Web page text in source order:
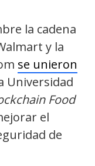
la cadena
y la
se unieron
Universidad
Food
el
de